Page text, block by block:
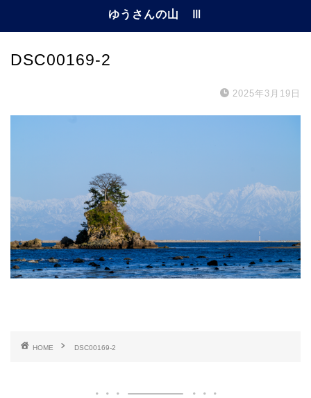
ゆうさんの山 Ⅲ
DSC00169-2
2025年3月19日
HOME DSC00169-2